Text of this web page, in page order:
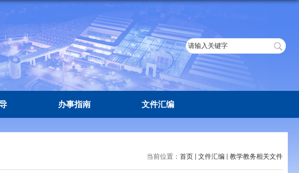
办事指南 文件汇编
当前位置： 首页 文件汇编 教学教务相关文件